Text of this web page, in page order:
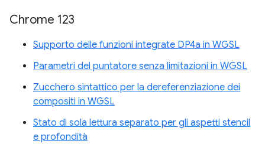
Chrome 123
Supporto delle funzioni integrate DP4a in WGSL
Parametri del puntatore senza limitazioni in WGSL
Zucchero sintattico per la dereferenziazione dei
compositi in WGSL
Stato di sola lettura separato per gli aspetti stencil
e profondità